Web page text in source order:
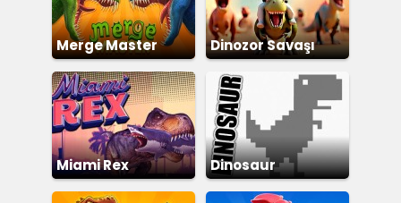
Merge Master Dinozor Savaşı
Miami Rex Dinosaur